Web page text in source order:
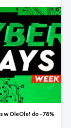
w OleOle! do -78%